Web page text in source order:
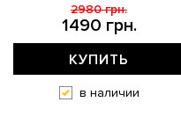
1490 грн.
2980 грн.
КУПИТЬ
в наличии